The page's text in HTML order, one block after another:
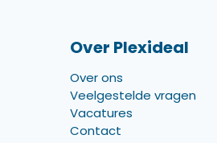
Over Plexideal
Over ons
Veelgestelde vragen
Vacatures
Contact